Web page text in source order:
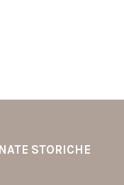
STORICHE